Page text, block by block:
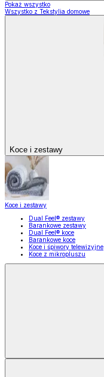
Pokaż wszystko
Wszystko z Tekstylia domowe
Koce i zestawy
Koce i zestawy
Dual Feel® zestawy
Barankowe zestawy
Dual Feel® koce
Barankowe koce
Koce i śpiwory telewizyjne
Koce z mikropluszu